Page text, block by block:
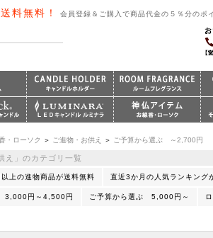
料無料！ 会員登録＆ご購入で商品代金の５％分のポ
・ローソク ＞ ご進物・お供え ＞ ご予算から選ぶ ～2,700円
え」のカテゴリ一覧
上の進物商品が送料無料 直近3か月の人気ランキング
3,000円～4,500円 ご予算から選ぶ 5,000円～